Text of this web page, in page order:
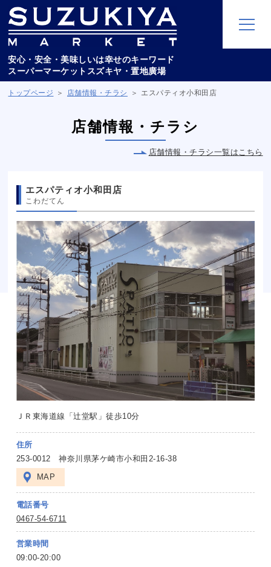
安心・安全・美味しいは幸せのキーワード
スーパーマーケットスズキヤ・置地廣場
トップページ 店舗情報・チラシ エスパティオ小和田店
店舗情報・チラシ
店舗情報・チラシ一覧はこちら
エスパティオ小和田店
こわだてん
ＪＲ東海道線「辻堂駅」徒歩10分
住所
253-0012 神奈川県茅ケ崎市小和田2-16-38
MAP
電話番号
0467-54-6711
営業時間
09:00-20:00